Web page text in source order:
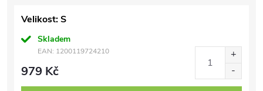
Velikost: S
Skladem
EAN: 1200119724210
979 Kč